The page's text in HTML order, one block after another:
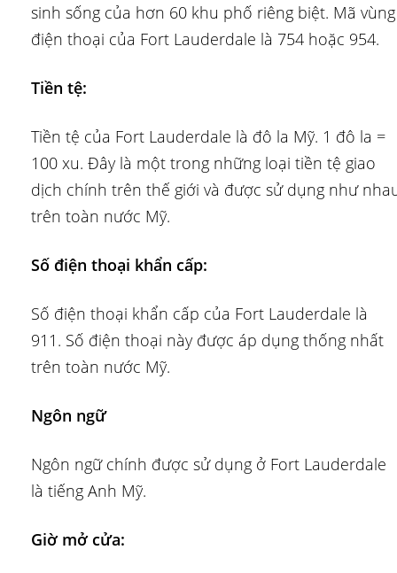
sinh sống của hơn 60 khu phố riêng biệt. Mã vùng
điện thoại của Fort Lauderdale là 754 hoặc 954.
Tiền tệ:
Tiền tệ của Fort Lauderdale là đô la Mỹ. 1 đô la =
100 xu. Đây là một trong những loại tiền tệ giao
dịch chính trên thế giới và được sử dụng như
trên toàn nước Mỹ.
Số điện thoại khẩn cấp:
Số điện thoại khẩn cấp của Fort Lauderdale là
911. Số điện thoại này được áp dụng thống nhất
trên toàn nước Mỹ.
Ngôn ngữ
Ngôn ngữ chính được sử dụng ở Fort Lauderdale
là tiếng Anh Mỹ.
Giờ mở cửa: